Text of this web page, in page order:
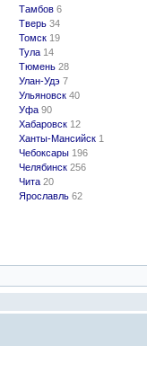
Тамбов 6
Тверь 34
Томск 19
Тула 14
Тюмень 28
Улан-Удэ 7
Ульяновск 40
Уфа 90
Хабаровск 12
Ханты-Мансийск 1
Чебоксары 196
Челябинск 256
Чита 20
Ярославль 62